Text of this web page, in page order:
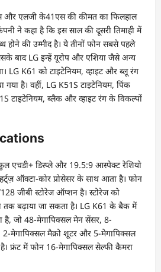
एलजी के41एस की कीमत का फिलहाल
ने कहा है कि इस साल की दूसरी तिमाही में
होने की उम्मीद है। ये तीनों फोन सबसे पहले
बाद LG इन्हें यूरोप और एशिया जैसे अन्य
LG K61 को टाइटेनियम, व्हाइट और ब्लू रंग
है। वहीं, LG K51S टाइटेनियम, पिंक
टाइटेनियम, ब्लैक और व्हाइट रंग के विकल्पों
एचडी+ डिस्प्ले और 19.5:9 आस्पेक्ट रेशियो
ऑक्टा-कोर प्रोसेसर के साथ आता है। फोन
जीबी स्टोरेज ऑप्शन है। स्टोरेज को
तक बढ़ाया जा सकता है। LG K61 के बैक में
है, जो 48-मेगापिक्सल मेन सेंसर, 8-
मेगापिक्सल मैक्रो शूटर और 5-मेगापिक्सल
फ्रंट में फोन 16-मेगापिक्सल सेल्फी कैमरा